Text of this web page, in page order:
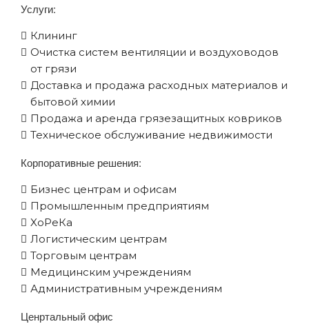
Услуги:
Клининг
Очистка систем вентиляции и воздуховодов
от грязи
Доставка и продажа расходных материалов и
бытовой химии
Продажа и аренда грязезащитных ковриков
Техническое обслуживание недвижимости
Корпоративные решения:
Бизнес центрам и офисам
Промышленным предприятиям
XоРеКа
Логистическим центрам
Торговым центрам
Медицинским учреждениям
Административным учреждениям
Ценртальный офис